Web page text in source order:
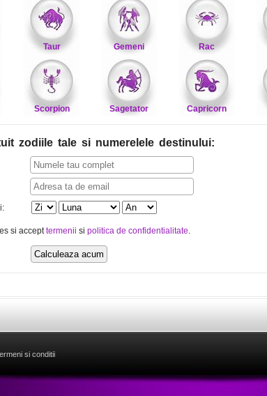
Taur Gemeni Rac
Scorpion Sagetator Capricorn
zodiile tale si numerelele destinului:
si accepttermenii si politica de confidentialitate.
si conditii